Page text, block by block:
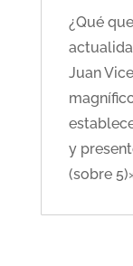
¿Qué
Juan
y
(sobre